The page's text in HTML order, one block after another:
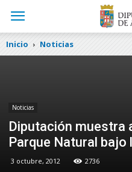
Inicio Noticias
Noticias
Diputación muestra
Parque Natural bajo
3 octubre, 2012 2736